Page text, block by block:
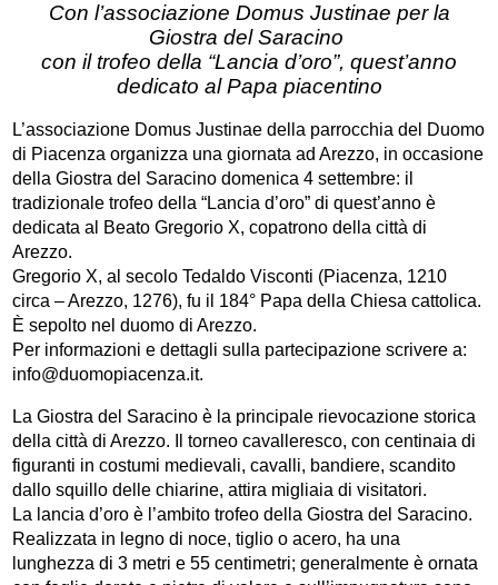
Con l’associazione Domus Justinae per la
Giostra del Saracino
con il trofeo della “Lancia d’oro”, quest’anno
dedicato al Papa piacentino
L’associazione Domus Justinae della parrocchia del Duomo
di Piacenza organizza una giornata ad Arezzo, in occasione
della Giostra del Saracino domenica 4 settembre: il
tradizionale trofeo della “Lancia d’oro” di quest’anno è
dedicata al Beato Gregorio X, copatrono della città di
Arezzo.
Gregorio X, al secolo Tedaldo Visconti (Piacenza, 1210
circa – Arezzo, 1276), fu il 184° Papa della Chiesa cattolica.
È sepolto nel duomo di Arezzo.
Per informazioni e dettagli sulla partecipazione scrivere a:
info@duomopiacenza.it.
La Giostra del Saracino è la principale rievocazione storica
della città di Arezzo. Il torneo cavalleresco, con centinaia di
figuranti in costumi medievali, cavalli, bandiere, scandito
dallo squillo delle chiarine, attira migliaia di visitatori.
La lancia d’oro è l’ambito trofeo della Giostra del Saracino.
Realizzata in legno di noce, tiglio o acero, ha una
lunghezza di 3 metri e 55 centimetri; generalmente è ornata